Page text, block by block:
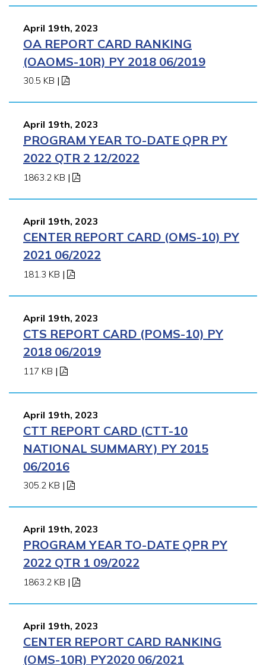
April 19th, 2023
OA REPORT CARD RANKING
(OAOMS-10R) PY 2018 06/2019
30.5 KB |
April 19th, 2023
PROGRAM YEAR TO-DATE QPR PY
2022 QTR 2 12/2022
1863.2 KB |
April 19th, 2023
CENTER REPORT CARD (OMS-10) PY
2021 06/2022
181.3 KB |
April 19th, 2023
CTS REPORT CARD (POMS-10) PY
2018 06/2019
117 KB |
April 19th, 2023
CTT REPORT CARD (CTT-10
NATIONAL SUMMARY) PY 2015
06/2016
305.2 KB |
April 19th, 2023
PROGRAM YEAR TO-DATE QPR PY
2022 QTR 1 09/2022
1863.2 KB |
April 19th, 2023
CENTER REPORT CARD RANKING
(OMS-10R) PY2020 06/2021